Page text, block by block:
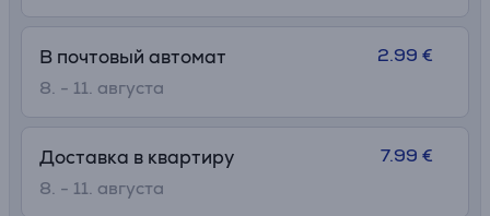
В почтовый автомат
8. - 11. августа
2.99 €
Доставка в квартиру
8. - 11. августа
7.99 €